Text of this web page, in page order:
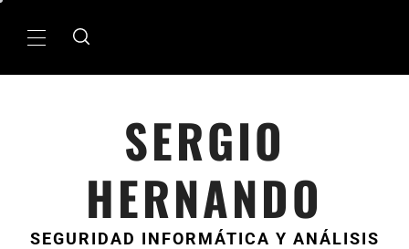
MenÃº
SERGIO
HERNANDO
SEGURIDAD INFORMÁTICA Y ANÁLISIS